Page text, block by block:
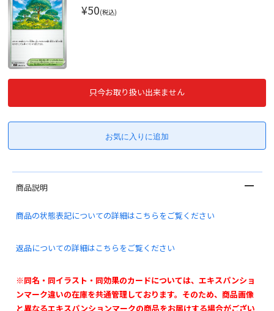
¥50(税込)
只今お取り扱い出来ません
商品説明
商品の状態表記についての詳細はこちらをご覧ください
返品についての詳細はこちらをご覧ください
※同名・同イラスト・同効果のカードについては、エキスパンショ
ンマーク違いの在庫を共通管理しております。そのため、商品画像
と異なるエキスパンションマークの商品をお届けする場合がござい